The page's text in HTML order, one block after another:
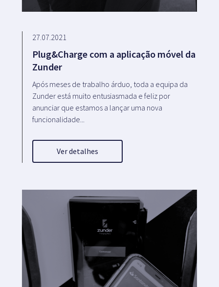
27.07.2021
Plug&Charge com a aplicação móvel da
Zunder
Após meses de trabalho árduo, toda a equipa da
Zunder está muito entusiasmada e feliz por
anunciar que estamos a lançar uma nova
funcionalidade...
Ver detalhes